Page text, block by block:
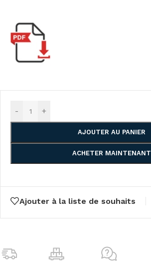
- +
AJOUTER AU PANIER
ACHETER MAINTENANT
Ajouter à la liste de souhaits